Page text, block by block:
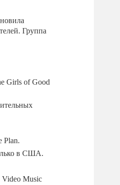
Группа
Girls of Good
Plan.
в США.
Music